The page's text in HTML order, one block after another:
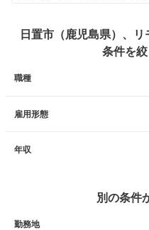
日置市（鹿児島県）、
条件を
職種
雇用形態
年収
別の条件
勤務地